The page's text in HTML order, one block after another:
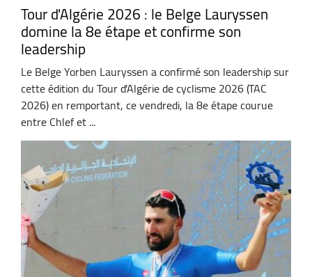
Tour d'Algérie 2026 : le Belge Lauryssen
domine la 8e étape et confirme son
leadership
Le Belge Yorben Lauryssen a confirmé son leadership sur
cette édition du Tour d'Algérie de cyclisme 2026 (TAC
2026) en remportant, ce vendredi, la 8e étape courue
entre Chlef et ...